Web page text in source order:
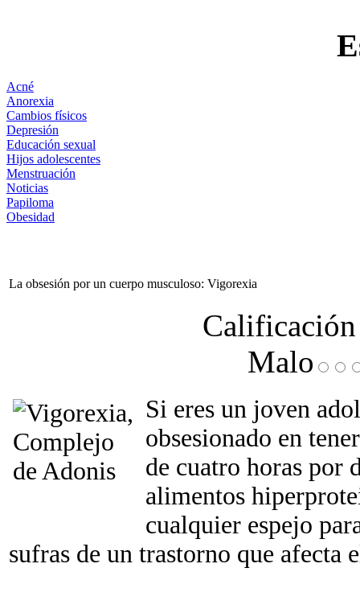
Acné
Anorexia
Cambios físicos
Depresión
Educación sexual
Hijos adolescentes
Menstruación
Noticias
Papiloma
Obesidad
La obsesión por un cuerpo musculoso: Vigorexia
Malo
Si eres un joven
obsesionado en
de cuatro horas por
alimentos
cualquier espejo
sufras de un trastorno que